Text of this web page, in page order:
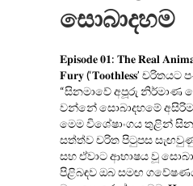
සොබාදහම
𝐄𝐩𝐢𝐬𝐨𝐝𝐞 𝟎𝟏: 𝐓𝐡𝐞 𝐑𝐞𝐚𝐥
𝐅𝐮𝐫𝐲 (‘𝐓𝐨𝐨𝐭𝐡𝐥𝐞𝐬𝐬’
“සිනමාවේ අපූරු
වන්නේ සොබාදහමේ
මෙම විශේෂාංගය තුළින්
සත්ත්ව චරිත පිටුපස
සහ ඒවාට ආභාෂය වූ
පිළිබඳව ඔබ සමඟ